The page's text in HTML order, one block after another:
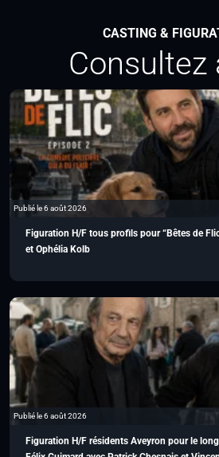
CASTING &
Consultez
Publié le 6 août 2026
Figuration H/F tous profils pour “Bêtes de
et Ophélia Kolb
Publié le 6 août 2026
Figuration H/F résidents Aveyron pour le